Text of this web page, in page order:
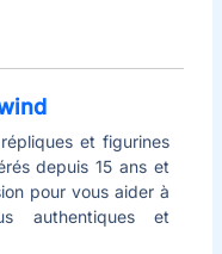
et figurines
depuis 15 ans et
pour vous aider à
authentiques et